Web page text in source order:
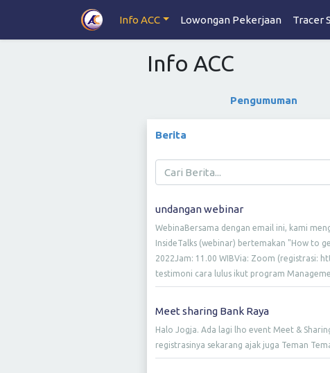
Info ACC Lowongan Pekerjaan Tracer
Info ACC
Pengumuman
Berita
undangan webinar
WebinaBersama dengan email ini, kami
InsideTalks (webinar) bertemakan "How to
2022Jam: 11.00 WIBVia: Zoom (registrasi:
testimoni cara lulus ikut program
Meet sharing Bank Raya
Halo Jogja. Ada lagi lho event Meet &
registrasinya sekarang ajak juga Teman